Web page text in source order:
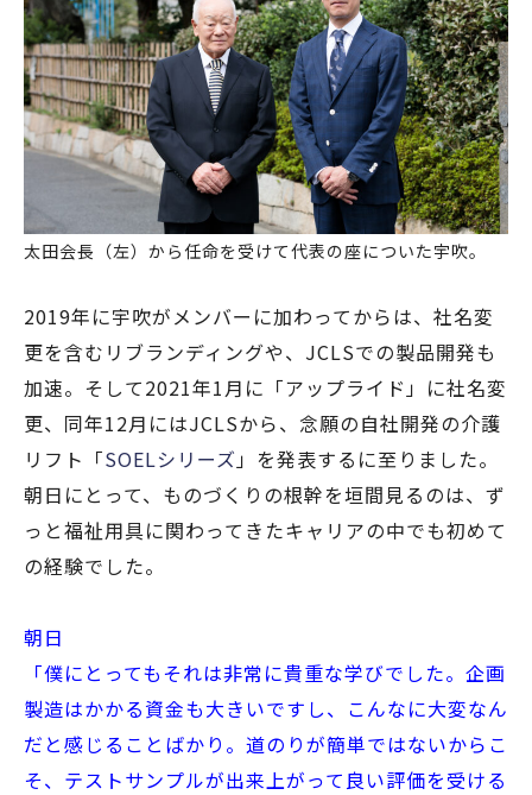
太田会長（左）から任命を受けて代表の座についた宇吹。
2019年に宇吹がメンバーに加わってからは、社名変
更を含むリブランディングや、JCLSでの製品開発も
加速。そして2021年1月に「アップライド」に社名変
更、同年12月にはJCLSから、念願の自社開発の介護
リフト「SOELシリーズ 」を発表するに至りました。
朝日にとって、ものづくりの根幹を垣間見るのは、ず
っと福祉用具に関わってきたキャリアの中でも初めて
の経験でした。
朝日
「僕にとってもそれは非常に貴重な学びでした。企画
製造はかかる資金も大きいですし、こんなに大変なん
だと感じることばかり。道のりが簡単ではないからこ
そ、テストサンプルが出来上がって良い評価を受ける